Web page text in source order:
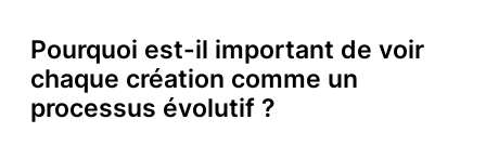
Pourquoi est-il important de voir
chaque création comme un
processus évolutif ?